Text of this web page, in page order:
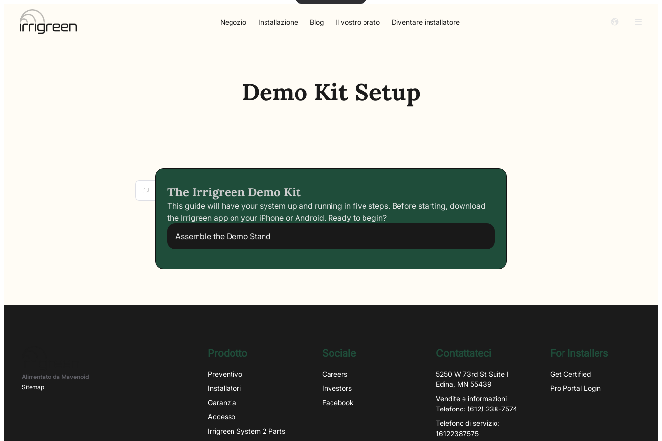
Negozio Installazione Blog Il vostro prato Diventare installatore
Demo Kit Setup
The Irrigreen Demo Kit
This guide will have your system up and running in five steps. Before starting, download
the Irrigreen app on your iPhone or Android. Ready to begin?
Assemble the Demo Stand
Alimentato da Mavenoid
Sitemap
Prodotto
Preventivo
Installatori
Garanzia
Accesso
Irrigreen System 2 Parts
Sociale
Careers
Investors
Facebook
Contattateci
5250 W 73rd St Suite I
Edina, MN 55439
Vendite e informazioni
Telefono: (612) 238-7574
Telefono di servizio:
16122387575
For Installers
Get Certified
Pro Portal Login